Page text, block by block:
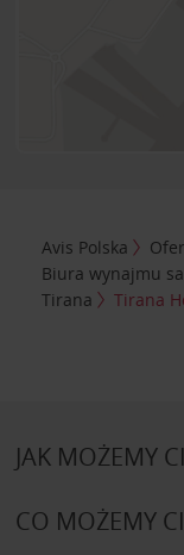
Avis Polska
Biura wynajmu
Tirana
Tirana
JAK MOŻEMY
CO MOŻEMY